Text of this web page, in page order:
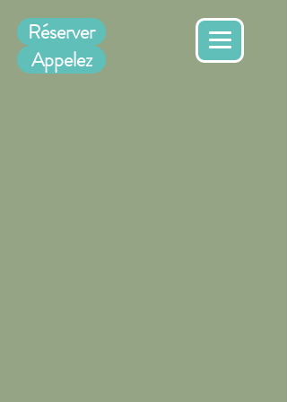
Réserver
Appelez